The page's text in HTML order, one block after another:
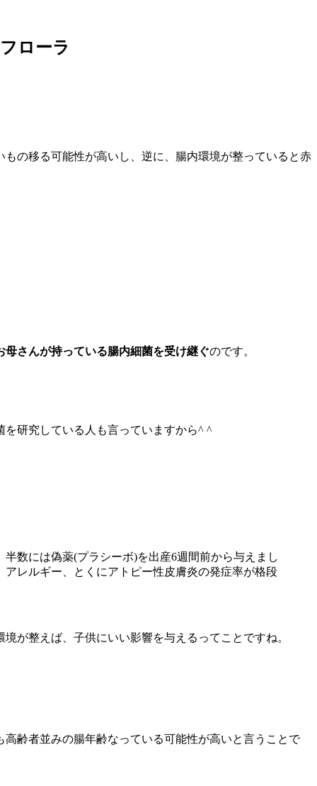
ローラ
の移る可能性が高いし、逆に、腸内環境が整っていると赤
母さんが持っている腸内細菌を受け継ぐのです。
を研究している人も言っていますから^ ^
数には偽薬(プラシーボ)を出産6週間前から与えまし
レルギー、とくにアトピー性皮膚炎の発症率が格段
が整えば、子供にいい影響を与えるってことですね。
高齢者並みの腸年齢なっている可能性が高いと言うことで